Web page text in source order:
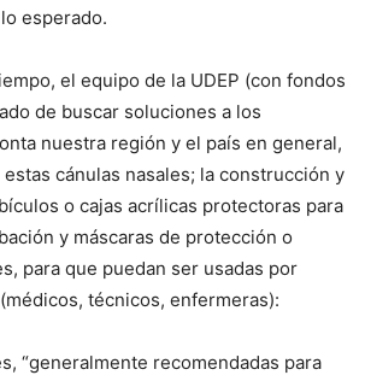
esperado.
el equipo de la UDEP (con fondos
de buscar soluciones a los
nuestra región y el país en general,
cánulas nasales; la construcción y
o cajas acrílicas protectoras para
y máscaras de protección o
para que puedan ser usadas por
técnicos, enfermeras):
“generalmente recomendadas para